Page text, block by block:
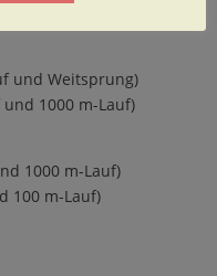
und Weitsprung)
1000 m-Lauf)
1000 m-Lauf)
100 m-Lauf)